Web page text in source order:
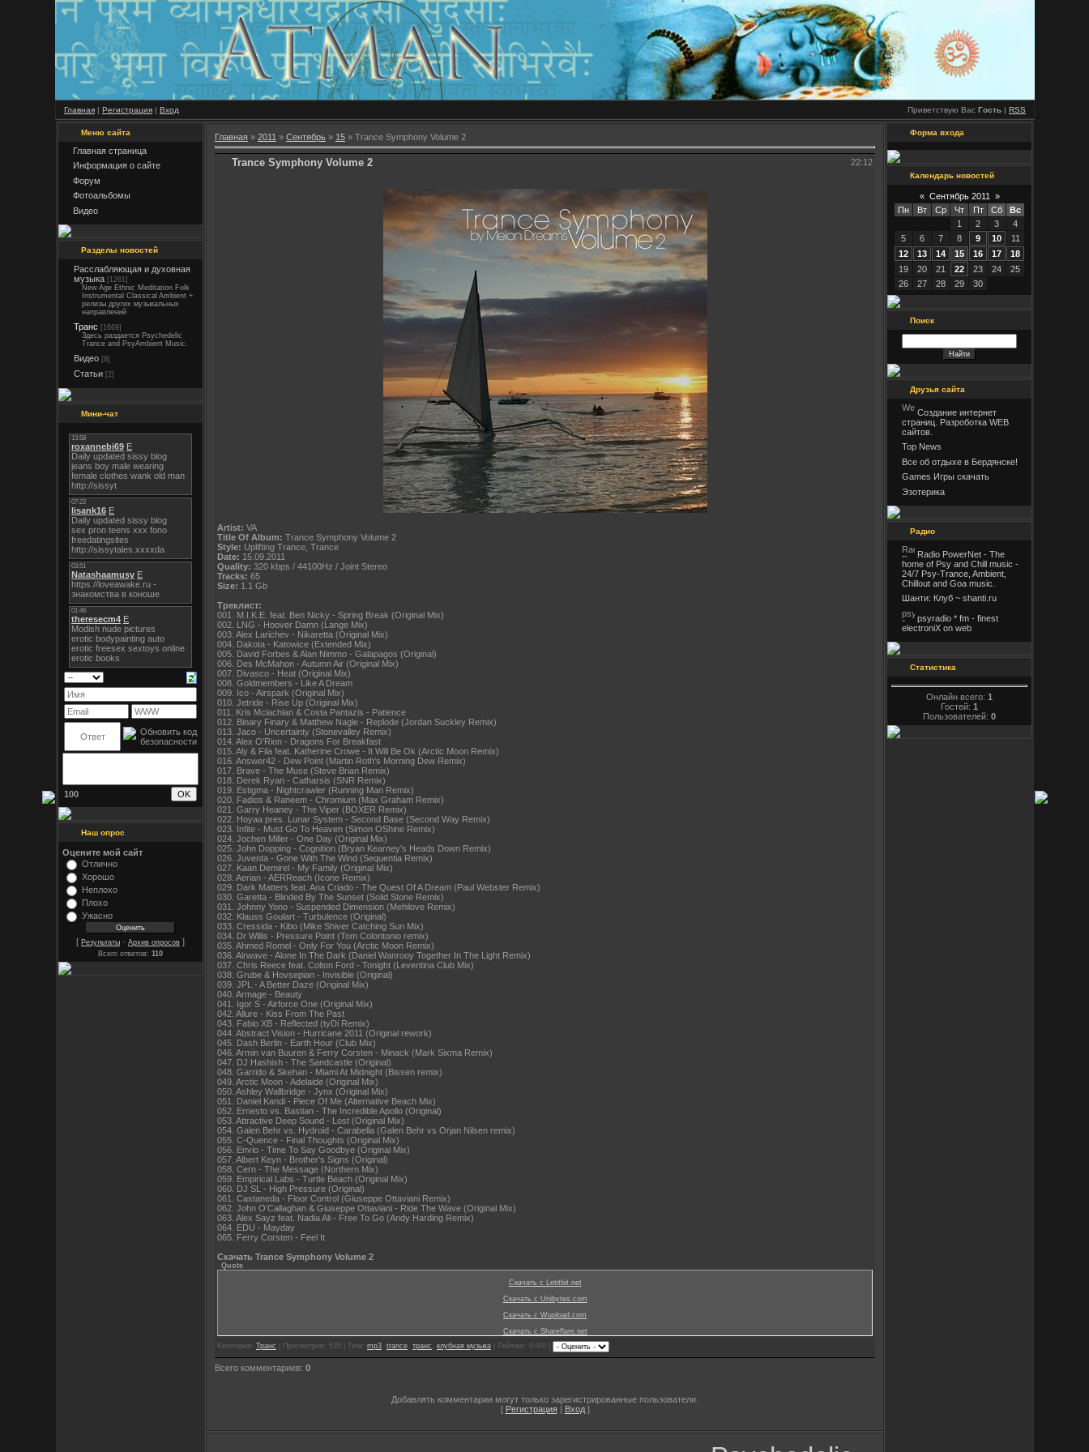
Главная | Регистрация | Вход Приветствую Вас Гость | RSS
Меню сайта
Главная страница
Информация о сайте
Форум
Фотоальбомы
Видео
Разделы новостей
Расслабляющая и духовная
музыка [1261]
New Age Ethnic Meditation Folk
Instrumental Classical Ambient +
релизы других музыкальных
направлений
Транс [1669]
Здесь раздается Psychedelic
Trance and PsyAmbient Music.
Видео [8]
Статьи [2]
Мини-чат
100
Наш опрос
Оцените мой сайт
Отлично
Хорошо
Неплохо
Плохо
Ужасно
[ Результаты · Архив опросов ]
Всего ответов: 110
Главная » 2011 » Сентябрь » 15 » Trance Symphony Volume 2
Trance Symphony Volume 2 22:12
Artist: VA
Title Of Album: Trance Symphony Volume 2
Style: Uplifting Trance, Trance
Date: 15.09.2011
Quality: 320 kbps / 44100Hz / Joint Stereo
Tracks: 65
Size: 1.1 Gb
Треклист:
001. M.I.K.E. feat. Ben Nicky - Spring Break (Original Mix)
002. LNG - Hoover Damn (Lange Mix)
003. Alex Larichev - Nikaretta (Original Mix)
004. Dakota - Katowice (Extended Mix)
005. David Forbes & Alan Nimmo - Galapagos (Original)
006. Des McMahon - Autumn Air (Original Mix)
007. Divasco - Heat (Original Mix)
008. Goldmembers - Like A Dream
009. Ico - Airspark (Original Mix)
010. Jetride - Rise Up (Original Mix)
011. Kris Mclachlan & Costa Pantazis - Patience
012. Binary Finary & Matthew Nagle - Replode (Jordan Suckley Remix)
013. Jaco - Uncertainty (Stonevalley Remix)
014. Alex O'Rion - Dragons For Breakfast
015. Aly & Fila feat. Katherine Crowe - It Will Be Ok (Arctic Moon Remix)
016. Answer42 - Dew Point (Martin Roth's Morning Dew Remix)
017. Brave - The Muse (Steve Brian Remix)
018. Derek Ryan - Catharsis (SNR Remix)
019. Estigma - Nightcrawler (Running Man Remix)
020. Fadios & Raneem - Chromium (Max Graham Remix)
021. Garry Heaney - The Viper (BOXER Remix)
022. Hoyaa pres. Lunar System - Second Base (Second Way Remix)
023. Infite - Must Go To Heaven (Simon OShine Remix)
024. Jochen Miller - One Day (Original Mix)
025. John Dopping - Cognition (Bryan Kearney's Heads Down Remix)
026. Juventa - Gone With The Wind (Sequentia Remix)
027. Kaan Demirel - My Family (Original Mix)
028. Aerian - AERReach (Icone Remix)
029. Dark Matters feat. Ana Criado - The Quest Of A Dream (Paul Webster Remix)
030. Garetta - Blinded By The Sunset (Solid Stone Remix)
031. Johnny Yono - Suspended Dimension (Mehilove Remix)
032. Klauss Goulart - Turbulence (Original)
033. Cressida - Kibo (Mike Shiver Catching Sun Mix)
034. Dr Willis - Pressure Point (Tom Colontonio remix)
035. Ahmed Romel - Only For You (Arctic Moon Remix)
036. Airwave - Alone In The Dark (Daniel Wanrooy Together In The Light Remix)
037. Chris Reece feat. Colton Ford - Tonight (Leventina Club Mix)
038. Grube & Hovsepian - Invisible (Original)
039. JPL - A Better Daze (Original Mix)
040. Armage - Beauty
041. Igor S - Airforce One (Original Mix)
042. Allure - Kiss From The Past
043. Fabio XB - Reflected (tyDi Remix)
044. Abstract Vision - Hurricane 2011 (Original rework)
045. Dash Berlin - Earth Hour (Club Mix)
046. Armin van Buuren & Ferry Corsten - Minack (Mark Sixma Remix)
047. DJ Hashish - The Sandcastle (Original)
048. Garrido & Skehan - Miami At Midnight (Bissen remix)
049. Arctic Moon - Adelaide (Original Mix)
050. Ashley Wallbridge - Jynx (Original Mix)
051. Daniel Kandi - Piece Of Me (Alternative Beach Mix)
052. Ernesto vs. Bastian - The Incredible Apollo (Original)
053. Attractive Deep Sound - Lost (Original Mix)
054. Galen Behr vs. Hydroid - Carabella (Galen Behr vs Orjan Nilsen remix)
055. C-Quence - Final Thoughts (Original Mix)
056. Envio - Time To Say Goodbye (Original Mix)
057. Albert Keyn - Brother's Signs (Original)
058. Cern - The Message (Northern Mix)
059. Empirical Labs - Turtle Beach (Original Mix)
060. DJ SL - High Pressure (Original)
061. Castaneda - Floor Control (Giuseppe Ottaviani Remix)
062. John O'Callaghan & Giuseppe Ottaviani - Ride The Wave (Original Mix)
063. Alex Sayz feat. Nadia Ali - Free To Go (Andy Harding Remix)
064. EDU - Mayday
065. Ferry Corsten - Feel It
Скачать Trance Symphony Volume 2
Quote
Скачать с Letitbit.net
Скачать с Unibytes.com
Скачать с Wupload.com
Скачать с Shareflare.net
Категория: Транс | Просмотров: 535 | Теги: mp3, trance, транс , клубная музыка | Рейтинг: 0.0/0 |
Всего комментариев: 0
Добавлять комментарии могут только зарегистрированные пользователи.
[ Регистрация| Вход]
Форма входа
Календарь новостей
« Сентябрь 2011
»
Пн
Вт Ср Чт Пт Сб
Вс
1
2 3
4
5
6 7 8 9 10
11
12
13 14 15 16 17
18
19
20 21 22 23 24
25
26
27 28 29 30
Поиск
Друзья сайта
Создание интернет
страниц. Разроботка WEB
сайтов.
Top News
Все об отдыхе в Бердянске!
Games Игры скачать
Эзотерика
Радио
Radio PowerNet - The
home of Psy and Chill music -
24/7 Psy-Trance, Ambient,
Chillout and Goa music.
Шанти: Клуб ~ shanti.ru
psyradio * fm - finest
electroniX on web
Статистика
Онлайн всего: 1
Гостей: 1
Пользователей: 0